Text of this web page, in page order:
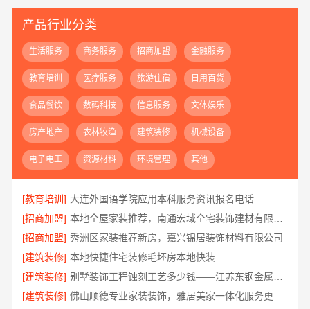
产品行业分类
生活服务 商务服务 招商加盟 金融服务
教育培训 医疗服务 旅游住宿 日用百货
食品餐饮 数码科技 信息服务 文体娱乐
房产地产 农林牧渔 建筑装修 机械设备
电子电工 资源材料 环境管理 其他
[教育培训] 大连外国语学院应用本科服务资讯报名电话
[招商加盟]
[招商加盟] 秀洲区家装推荐新房，嘉兴锦居装饰材料有限公司
[建筑装修] 本地快捷住宅装修毛坯房本地快装
[建筑装修]
[建筑装修]